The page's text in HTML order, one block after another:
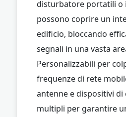
disturbatore portatili o
possono coprire un
edificio, bloccando
segnali in una vasta
Personalizzabili per
frequenze di rete
antenne e dispositivi
multipli per garantire